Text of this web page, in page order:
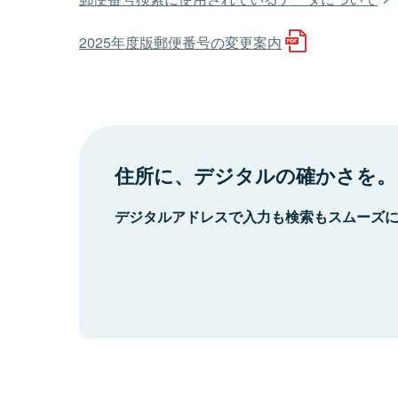
2025年度版郵便番号の変更案内
住所に、デジタルの確かさを。
デジタルアドレスで入力も検索もスムーズ